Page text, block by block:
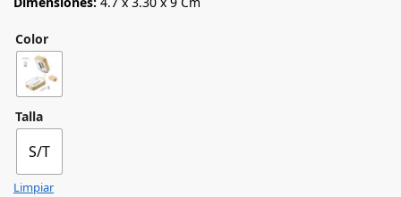
Color
Talla
S/T
Limpiar